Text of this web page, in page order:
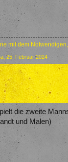
mit dem
25. Februar 2024
die zweite
und Malen)